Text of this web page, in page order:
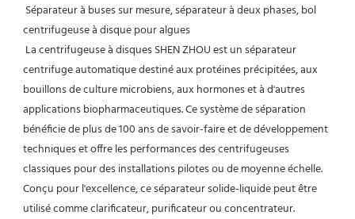
Séparateur à buses sur mesure, séparateur à deux phases, bol
centrifugeuse à disque pour algues
La centrifugeuse à disques SHEN ZHOU est un séparateur
centrifuge automatique destiné aux protéines précipitées, aux
bouillons de culture microbiens, aux hormones et à d'autres
applications biopharmaceutiques. Ce système de séparation
bénéficie de plus de 100 ans de savoir-faire et de développement
techniques et offre les performances des centrifugeuses
classiques pour des installations pilotes ou de moyenne échelle.
Conçu pour l'excellence, ce séparateur solide-liquide peut être
utilisé comme clarificateur, purificateur ou concentrateur.